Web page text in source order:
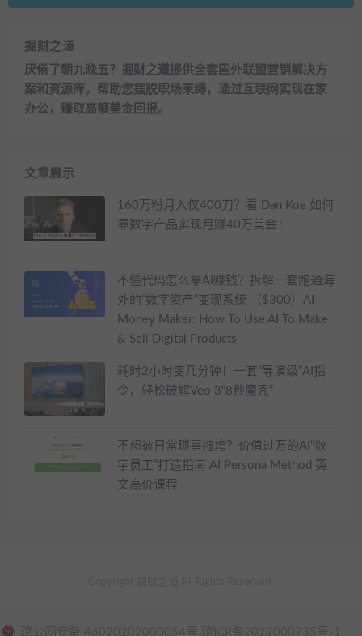
掘财之道
厌倦了朝九晚五？ 掘财之道提供全套国外联盟营销解决方
案和资源库，帮助您摆脱职场束缚，通过互联网实现在家
办公，赚取高额美金回报。
文章展示
160万粉月入仅400刀？看 Dan Koe 如何
靠数字产品实现月赚40万美金！
不懂代码怎么靠AI赚钱？拆解一套跑通海
外的“数字资产”变现系统 （$300）AI
Money Maker: How To Use AI To Make
& Sell Digital Products
耗时2小时变几分钟！一套“导演级”AI指
令，轻松破解Veo 3“8秒魔咒”
不想被日常琐事拖垮？价值过万的AI“数
字员工”打造指南 AI Persona Method 英
文高价课程